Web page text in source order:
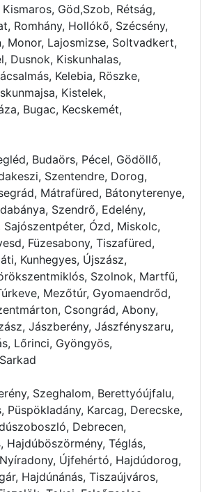
Göd,Szob, Rétság,
Romhány, Hollókő, Szécsény,
Monor, Lajosmizse, Soltvadkert,
Dusnok, Kiskunhalas,
Kelebia, Röszke,
Kistelek,
Bugac, Kecskemét,
Budaörs, Pécel, Gödöllő,
Szentendre, Dorog,
Mátrafüred, Bátonyterenye,
Szendrő, Edelény,
Sajószentpéter, Ózd, Miskolc,
Füzesabony, Tiszafüred,
Kunhegyes, Újszász,
Szolnok, Martfű,
Mezőtúr, Gyomaendrőd,
Csongrád, Abony,
Jászberény, Jászfényszaru,
Lőrinci, Gyöngyös,
Szeghalom, Berettyóújfalu,
Püspökladány, Karcag, Derecske,
Debrecen,
Hajdúböszörmény, Téglás,
Újfehértó, Hajdúdorog,
Hajdúnánás, Tiszaújváros,